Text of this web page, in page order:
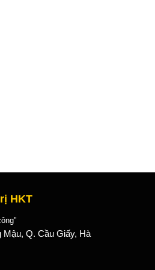
HKT
Mậu, Q. Cầu Giấy, Hà